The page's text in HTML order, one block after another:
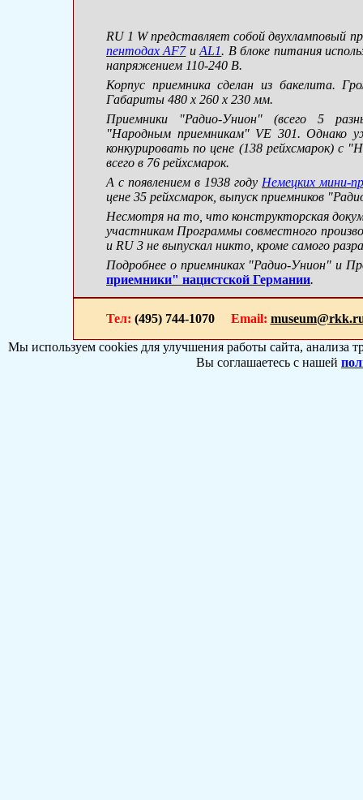
RU 1 W представляет собой двухламповый
пентодах AF7иAL1. В блоке питания
напряжением 110-240 В.
Корпус приемника сделан из бакелита.
Габариты 480 x 260 x 230 мм.
Приемники "Радио-Унион" (всего 5
"Народным приемникам" VE 301. Однако
конкурировать по цене (138 рейхсмарок) c
всего в 76 рейхсмарок.
А с появлением в 1938 году Немецких мини-
цене 35 рейхсмарок, выпуск приемников
Несмотря на то, что конструкторская
участникам Программы совместного
и RU 3 не выпускал никто, кроме самого
Подробнее о приемниках "Радио-Унион" и
приемники" нацистской Германии.
Тел: (495) 744-1070 Email:
Мы используем cookies для улучшения работы сайта, анализа
Вы соглашаетесь с нашей